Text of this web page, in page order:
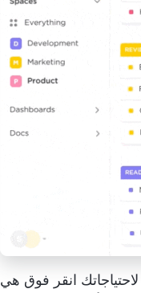
انقر فوق هي